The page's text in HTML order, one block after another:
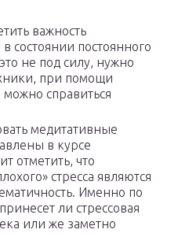
важность
состоянии постоянного
не под силу, нужно
при помощи
справиться
медитативные
в курсе
отметить, что
стресса являются
Именно по
ли стрессовая
или же заметно